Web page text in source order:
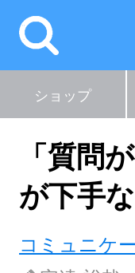
ショップ
「質問
が下手
コミュニケ